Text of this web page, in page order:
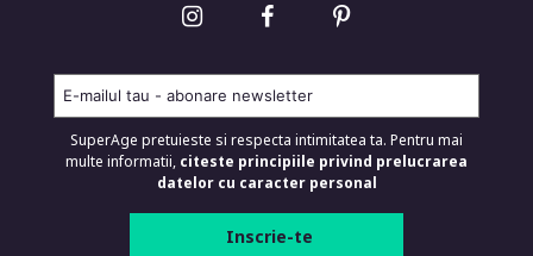
SuperAge pretuieste si respecta intimitatea ta. Pentru mai
multe informatii, citeste principiile privind prelucrarea
datelor cu caracter personal